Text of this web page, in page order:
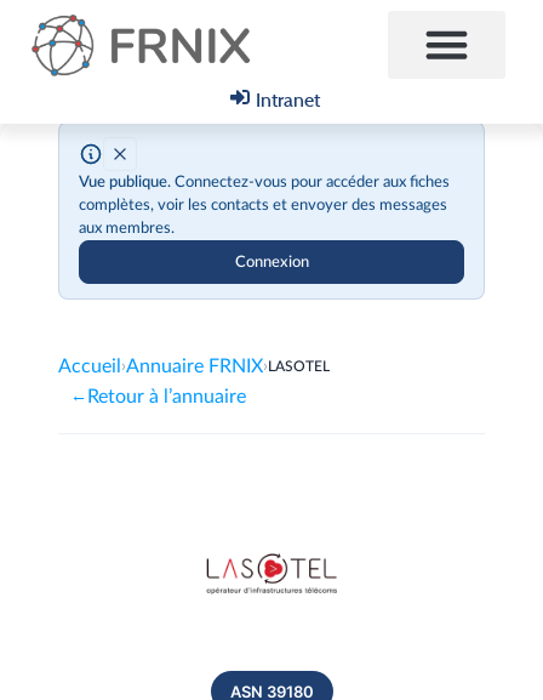
Intranet
Vue publique. Connectez-vous pour accéder aux fiches
complètes, voir les contacts et envoyer des messages
aux membres.
Connexion
Accueil ›Annuaire FRNIX›LASOTEL
← Retour à l’annuaire
ASN 39180